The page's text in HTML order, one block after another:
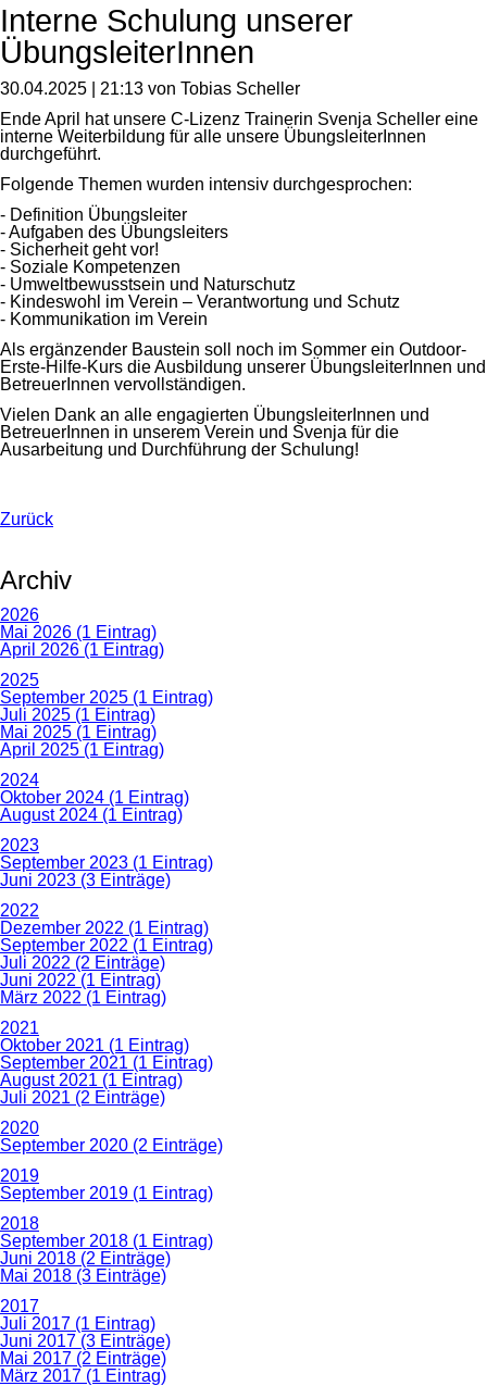
Interne Schulung unserer
ÜbungsleiterInnen
30.04.2025 | 21:13 von Tobias Scheller
Ende April hat unsere C-Lizenz Trainerin Svenja Scheller eine
interne Weiterbildung für alle unsere ÜbungsleiterInnen
durchgeführt.
Folgende Themen wurden intensiv durchgesprochen:
- Definition Übungsleiter
- Aufgaben des Übungsleiters
- Sicherheit geht vor!
- Soziale Kompetenzen
- Umweltbewusstsein und Naturschutz
- Kindeswohl im Verein – Verantwortung und Schutz
- Kommunikation im Verein
Als ergänzender Baustein soll noch im Sommer ein Outdoor-
Erste-Hilfe-Kurs die Ausbildung unserer ÜbungsleiterInnen und
BetreuerInnen vervollständigen.
Vielen Dank an alle engagierten ÜbungsleiterInnen und
BetreuerInnen in unserem Verein und Svenja für die
Ausarbeitung und Durchführung der Schulung!
Zurück
Archiv
2026
Mai 2026 (1 Eintrag)
April 2026 (1 Eintrag)
2025
September 2025 (1 Eintrag)
Juli 2025 (1 Eintrag)
Mai 2025 (1 Eintrag)
April 2025 (1 Eintrag)
2024
Oktober 2024 (1 Eintrag)
August 2024 (1 Eintrag)
2023
September 2023 (1 Eintrag)
Juni 2023 (3 Einträge)
2022
Dezember 2022 (1 Eintrag)
September 2022 (1 Eintrag)
Juli 2022 (2 Einträge)
Juni 2022 (1 Eintrag)
März 2022 (1 Eintrag)
2021
Oktober 2021 (1 Eintrag)
September 2021 (1 Eintrag)
August 2021 (1 Eintrag)
Juli 2021 (2 Einträge)
2020
September 2020 (2 Einträge)
2019
September 2019 (1 Eintrag)
2018
September 2018 (1 Eintrag)
Juni 2018 (2 Einträge)
Mai 2018 (3 Einträge)
2017
Juli 2017 (1 Eintrag)
Juni 2017 (3 Einträge)
Mai 2017 (2 Einträge)
März 2017 (1 Eintrag)